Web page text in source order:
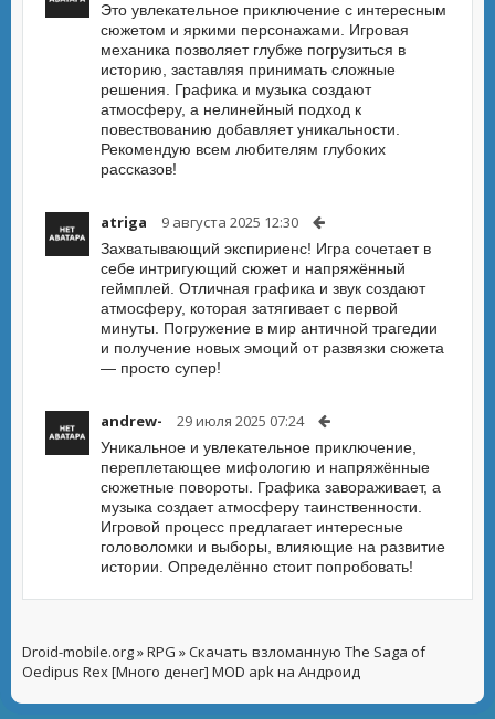
Это увлекательное приключение с интересным
сюжетом и яркими персонажами. Игровая
механика позволяет глубже погрузиться в
историю, заставляя принимать сложные
решения. Графика и музыка создают
атмосферу, а нелинейный подход к
повествованию добавляет уникальности.
Рекомендую всем любителям глубоких
рассказов!
atriga 9 августа 2025 12:30
Захватывающий экспириенс! Игра сочетает в
себе интригующий сюжет и напряжённый
геймплей. Отличная графика и звук создают
атмосферу, которая затягивает с первой
минуты. Погружение в мир античной трагедии
и получение новых эмоций от развязки сюжета
— просто супер!
andrew- 29 июля 2025 07:24
Уникальное и увлекательное приключение,
переплетающее мифологию и напряжённые
сюжетные повороты. Графика завораживает, а
музыка создает атмосферу таинственности.
Игровой процесс предлагает интересные
головоломки и выборы, влияющие на развитие
истории. Определённо стоит попробовать!
Droid-mobile.org»RPG » Скачать взломанную The Saga of
Oedipus Rex [Много денег] MOD apk на Андроид